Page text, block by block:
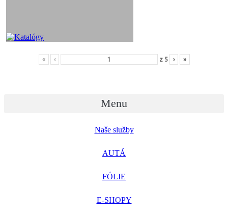
« ‹ z 5 › »
Menu
Naše služby
AUTÁ
FÓLIE
E-SHOPY